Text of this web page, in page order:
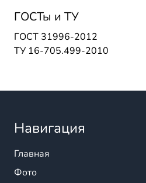
ГОСТы и ТУ
ГОСТ 31996-2012
ТУ 16-705.499-2010
Навигация
Главная
Фото